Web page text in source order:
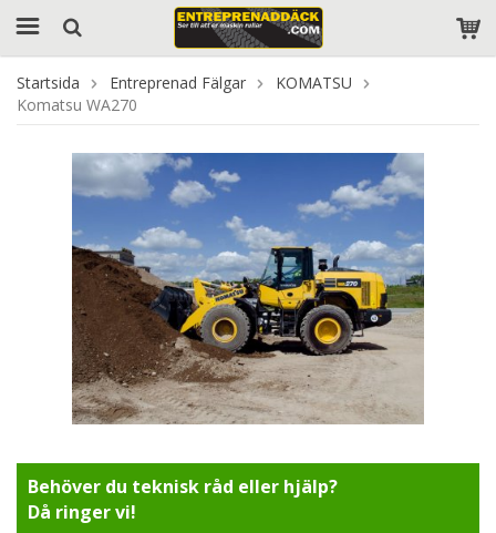
Startsida Entreprenad Fälgar
KOMATSU
Komatsu WA270
Behöver du teknisk råd eller hjälp?
Då ringer vi!